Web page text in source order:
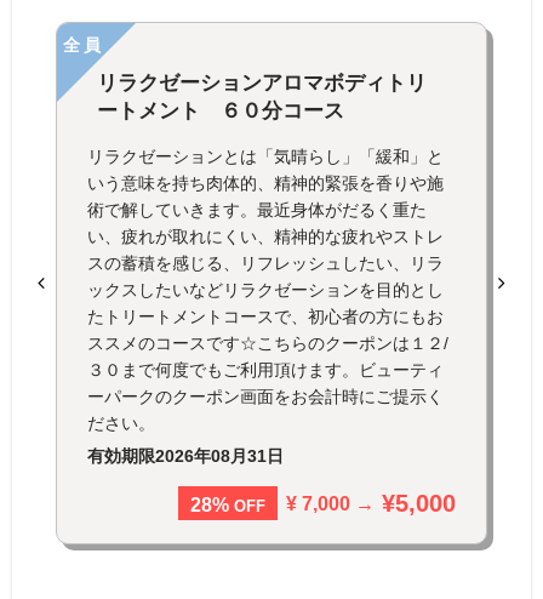
全員
リラクゼーションアロマボディトリ
ートメント ６０分コース
リラクゼーションとは「気晴らし」「緩和」と
いう意味を持ち肉体的、精神的緊張を香りや施
術で解していきます。最近身体がだるく重た
い、疲れが取れにくい、精神的な疲れやストレ
スの蓄積を感じる、リフレッシュしたい、リラ
ックスしたいなどリラクゼーションを目的とし
たトリートメントコースで、初心者の方にもお
ススメのコースです☆こちらのクーポンは１２/
３０まで何度でもご利用頂けます。ビューティ
ーパークのクーポン画面をお会計時にご提示く
ださい。
有効期限2026年08月31日
28% OFF ¥ 7,000 → ¥5,000